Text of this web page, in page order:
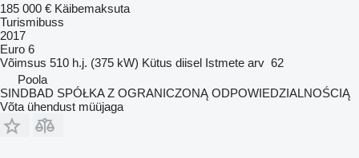
185 000 € Käibemaksuta
Turismibuss
2017
Euro 6
Võimsus 510 h.j. (375 kW) Kütus diisel Istmete arv 62
Poola
SINDBAD SPÓŁKA Z OGRANICZONĄ ODPOWIEDZIALNOŚCIĄ
Võta ühendust müüjaga